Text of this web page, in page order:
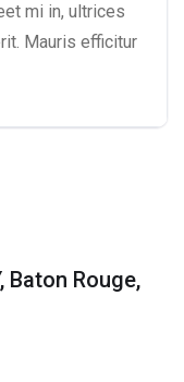
mi in, ultrices
Mauris efficitur
Baton Rouge,